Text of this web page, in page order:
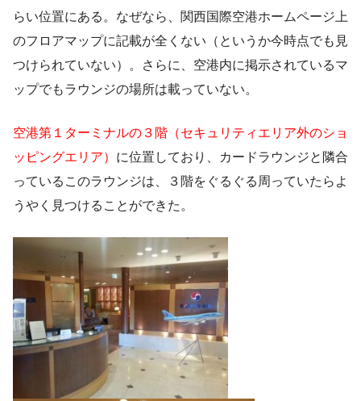
らい位置にある。なぜなら、関西国際空港ホームページ上
のフロアマップに記載が全くない（というか今時点でも見
つけられていない）。さらに、空港内に掲示されているマ
ップでもラウンジの場所は載っていない。
空港第１ターミナルの３階（セキュリティエリア外のショ
ッピングエリア） に位置しており、カードラウンジと隣合
っているこのラウンジは、３階をぐるぐる周っていたらよ
うやく見つけることができた。